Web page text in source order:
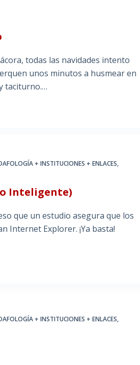
todas las navidades intento
unos minutos a husmear en
taciturno.…
+ INSTITUCIONES + ENLACES,
Inteligente)
que un estudio asegura que los
Internet Explorer. ¡Ya basta!
+ INSTITUCIONES + ENLACES,